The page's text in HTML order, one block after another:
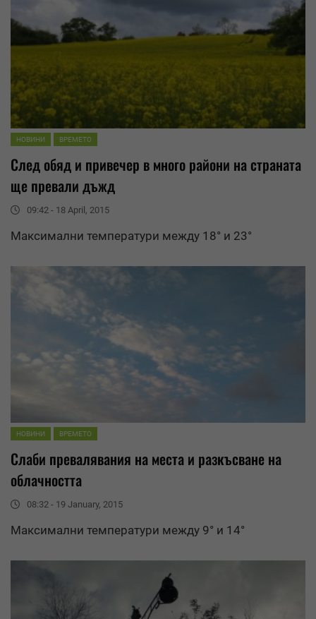
НОВИНИ ВРЕМЕТО
След обяд и привечер в много райони на страната
ще превали дъжд
09:42 - 18 April, 2015
Максимални температури между 18° и 23°
НОВИНИ ВРЕМЕТО
Слаби превалявания на места и разкъсване на
облачността
08:32 - 19 January, 2015
Максимални температури между 9° и 14°